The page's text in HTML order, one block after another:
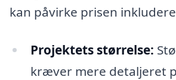
kan påvirke prisen
Projektets størrelse:
kræver mere detaljeret